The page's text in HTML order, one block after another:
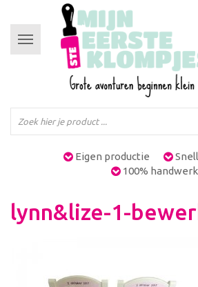
Toggle
navigation
Eigen productie
100% handwerk
lynn&lize-1-